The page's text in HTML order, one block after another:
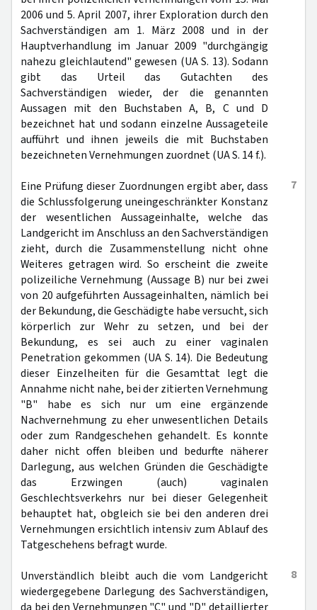
2006 und 5. April 2007, ihrer Exploration durch den
Sachverständigen am 1. März 2008 und in der
Hauptverhandlung im Januar 2009 "durchgängig
nahezu gleichlautend" gewesen (UA S. 13). Sodann
gibt das Urteil das Gutachten des
Sachverständigen wieder, der die genannten
Aussagen mit den Buchstaben A, B, C und D
bezeichnet hat und sodann einzelne Aussageteile
aufführt und ihnen jeweils die mit Buchstaben
bezeichneten Vernehmungen zuordnet (UA S. 14 f.).
7
Eine Prüfung dieser Zuordnungen ergibt aber, dass
die Schlussfolgerung uneingeschränkter Konstanz
der wesentlichen Aussageinhalte, welche das
Landgericht im Anschluss an den Sachverständigen
zieht, durch die Zusammenstellung nicht ohne
Weiteres getragen wird. So erscheint die zweite
polizeiliche Vernehmung (Aussage B) nur bei zwei
von 20 aufgeführten Aussageinhalten, nämlich bei
der Bekundung, die Geschädigte habe versucht, sich
körperlich zur Wehr zu setzen, und bei der
Bekundung, es sei auch zu einer vaginalen
Penetration gekommen (UA S. 14). Die Bedeutung
dieser Einzelheiten für die Gesamttat legt die
Annahme nicht nahe, bei der zitierten Vernehmung
"B" habe es sich nur um eine ergänzende
Nachvernehmung zu eher unwesentlichen Details
oder zum Randgeschehen gehandelt. Es konnte
daher nicht offen bleiben und bedurfte näherer
Darlegung, aus welchen Gründen die Geschädigte
das Erzwingen (auch) vaginalen
Geschlechtsverkehrs nur bei dieser Gelegenheit
behauptet hat, obgleich sie bei den anderen drei
Vernehmungen ersichtlich intensiv zum Ablauf des
Tatgeschehens befragt wurde.
8
Unverständlich bleibt auch die vom Landgericht
wiedergegebene Darlegung des Sachverständigen,